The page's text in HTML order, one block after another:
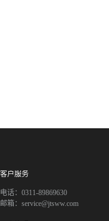
客户服务
电话：0311-89869630
邮箱：service@jtsww.com